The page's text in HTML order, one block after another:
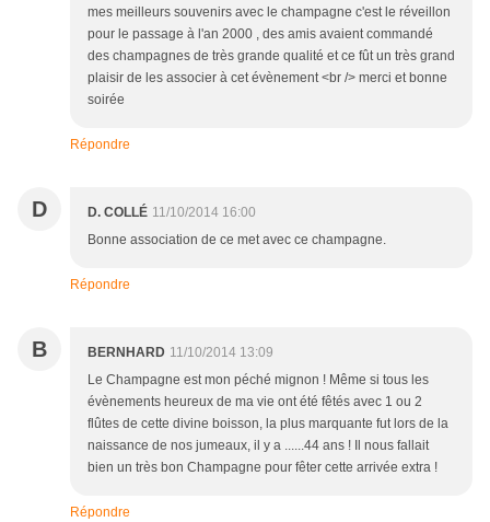
mes meilleurs souvenirs avec le champagne c'est le réveillon
pour le passage à l'an 2000 , des amis avaient commandé
des champagnes de très grande qualité et ce fût un très grand
plaisir de les associer à cet évènement <br /> merci et bonne
soirée
Répondre
D D. COLLÉ 11/10/2014 16:00
Bonne association de ce met avec ce champagne.
Répondre
B BERNHARD 11/10/2014 13:09
Le Champagne est mon péché mignon ! Même si tous les
évènements heureux de ma vie ont été fêtés avec 1 ou 2
flûtes de cette divine boisson, la plus marquante fut lors de la
naissance de nos jumeaux, il y a ......44 ans ! Il nous fallait
bien un très bon Champagne pour fêter cette arrivée extra !
Répondre